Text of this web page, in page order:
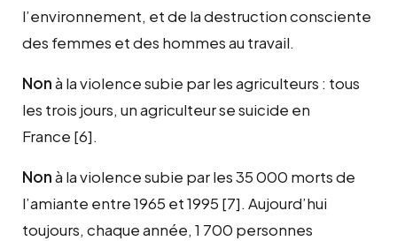
l’environnement, et de la destruction consciente
des femmes et des hommes au travail.
Nonà la violence subie par les agriculteurs : tous
les trois jours, un agriculteur se suicide en
France [6].
Nonà la violence subie par les 35 000 morts de
l’amiante entre 1965 et 1995 [7]. Aujourd’hui
toujours, chaque année, 1 700 personnes